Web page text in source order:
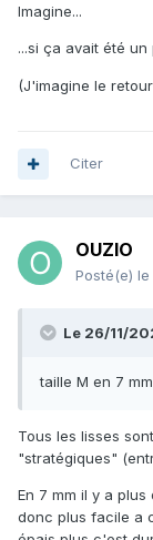
Imagine...
...si ça avait été un
(J'imagine le
Citer
OUZIO
Posté(e) le
Le 26/11/
taille M en 7
Tous les lisses
"stratégiques"
En 7 mm il y a
donc plus facile a